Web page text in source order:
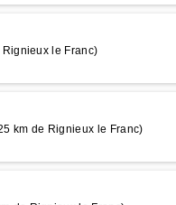
le Franc)
km de Rignieux le Franc)